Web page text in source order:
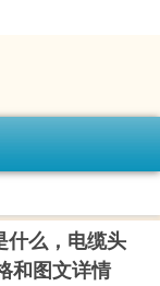
什么，电缆头
和图文详情